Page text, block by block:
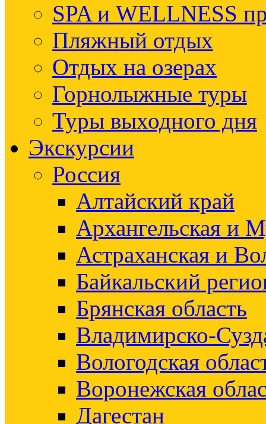
SPA и WELLNESS
Пляжный отдых
Отдых на озерах
Горнолыжные туры
Туры выходного дня
Экскурсии
Россия
Алтайский край
Архангельская и
Астраханская и
Байкальский
Брянская область
Владимирско-
Вологодская
Воронежская
Дагестан